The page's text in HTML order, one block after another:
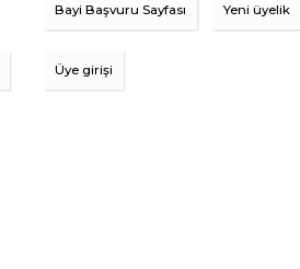
Bayi Başvuru Sayfası Yeni üyelik
Üye girişi